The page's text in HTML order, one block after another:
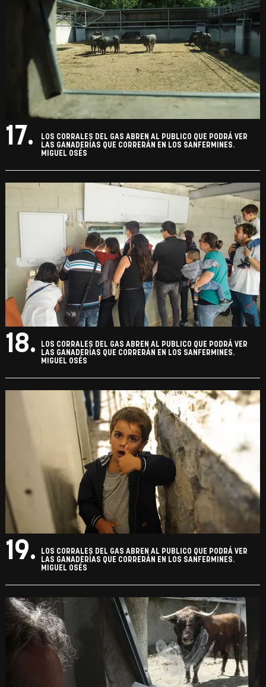
17.
LOS CORRALES DEL GAS ABREN AL PUBLICO QUE PODRÁ VER
LAS GANADERÍAS QUE CORRERÁN EN LOS SANFERMINES.
MIGUEL OSÉS
18.
LOS CORRALES DEL GAS ABREN AL PUBLICO QUE PODRÁ VER
LAS GANADERÍAS QUE CORRERÁN EN LOS SANFERMINES.
MIGUEL OSÉS
19.
LOS CORRALES DEL GAS ABREN AL PUBLICO QUE PODRÁ VER
LAS GANADERÍAS QUE CORRERÁN EN LOS SANFERMINES.
MIGUEL OSÉS